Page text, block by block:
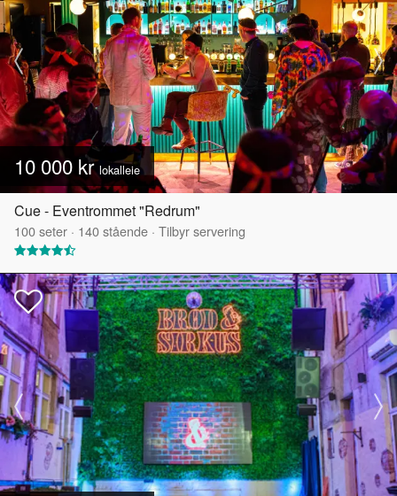
10 000 krlokalleie
Cue - Eventrommet "Redrum"
100seter · 140stående · Tilbyr servering